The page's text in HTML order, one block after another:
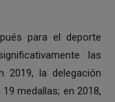
para el deporte
las
2019, la delegación
medallas; en 2018,